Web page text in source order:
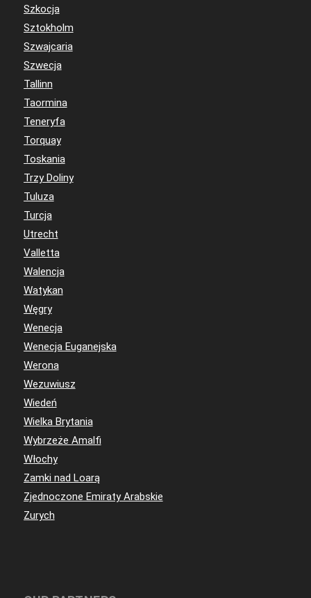
Szkocja
Sztokholm
Szwajcaria
Szwecja
Tallinn
Taormina
Teneryfa
Torquay
Toskania
Trzy Doliny
Tuluza
Turcja
Utrecht
Valletta
Walencja
Watykan
Węgry
Wenecja
Wenecja Euganejska
Werona
Wezuwiusz
Wiedeń
Wielka Brytania
Wybrzeże Amalfi
Włochy
Zamki nad Loarą
Zjednoczone Emiraty Arabskie
Zurych